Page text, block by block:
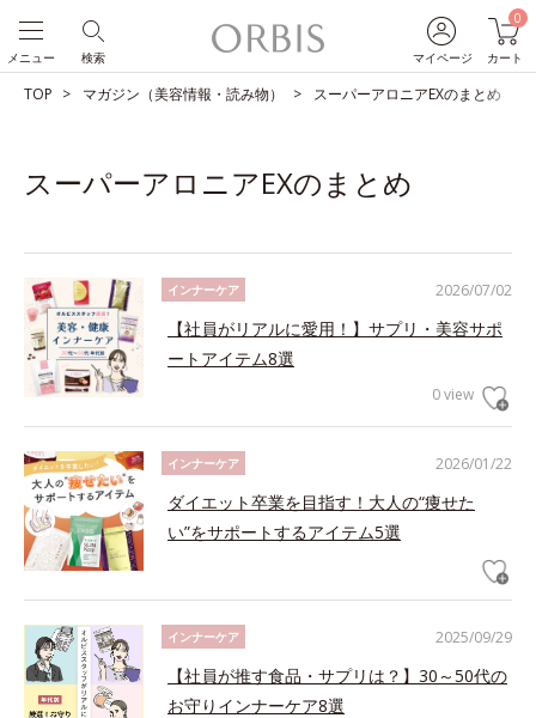
マイページ
0
カート
検索
メニュー
TOP マガジン（美容情報・読み物） スーパーアロニアEXのまとめ
スーパーアロニアEXのまとめ
2026/07/02
インナーケア
【社員がリアルに愛用！】サプリ・美容サポ
ートアイテム8選
0 view
2026/01/22
インナーケア
ダイエット卒業を目指す！大人の“痩せた
い”をサポートするアイテム5選
2025/09/29
インナーケア
【社員が推す食品・サプリは？】30～50代の
お守りインナーケア8選